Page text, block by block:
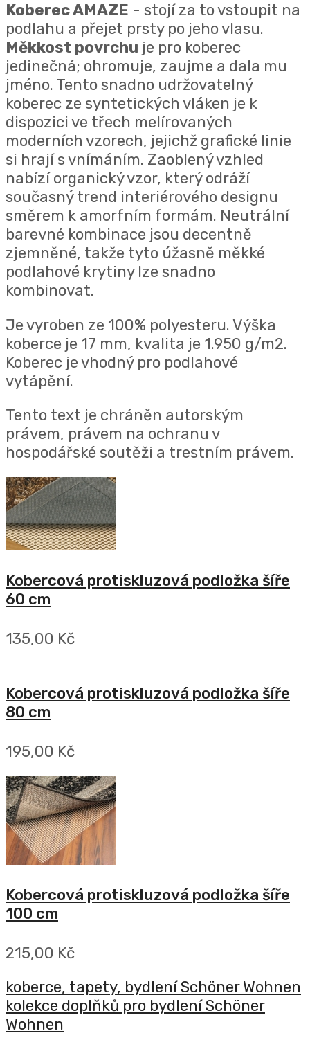
Koberec AMAZE - stojí za to vstoupit na
podlahu a přejet prsty po jeho vlasu.
Měkkost povrchu je pro koberec
jedinečná; ohromuje, zaujme a dala mu
jméno. Tento snadno udržovatelný
koberec ze syntetických vláken je k
dispozici ve třech melírovaných
moderních vzorech, jejichž grafické linie
si hrají s vnímáním. Zaoblený vzhled
nabízí organický vzor, ​​který odráží
současný trend interiérového designu
směrem k amorfním formám. Neutrální
barevné kombinace jsou decentně
zjemněné, takže tyto úžasně měkké
podlahové krytiny lze snadno
kombinovat.
Je vyroben ze 100% polyesteru. Výška
koberce je 17 mm, kvalita je 1.950 g/m2.
Koberec je vhodný pro podlahové
vytápění.
Tento text je chráněn autorským
právem, právem na ochranu v
hospodářské soutěži a trestním právem.
Kobercová protiskluzová podložka šíře
60 cm
135,00 Kč
Kobercová protiskluzová podložka šíře
80 cm
195,00 Kč
Kobercová protiskluzová podložka šíře
100 cm
215,00 Kč
koberce, tapety, bydlení Schöner Wohnen
kolekce doplňků pro bydlení Schöner
Wohnen